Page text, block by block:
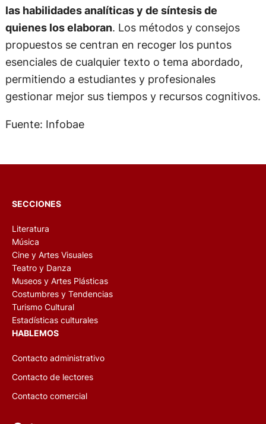
las habilidades analíticas y de síntesis de
quienes los elaboran. Los métodos y consejos
propuestos se centran en recoger los puntos
esenciales de cualquier texto o tema abordado,
permitiendo a estudiantes y profesionales
gestionar mejor sus tiempos y recursos cognitivos.
Fuente: Infobae
SECCIONES
Literatura
Música
Cine y Artes Visuales
Teatro y Danza
Museos y Artes Plásticas
Costumbres y Tendencias
Turismo Cultural
Estadísticas culturales
HABLEMOS
Contacto administrativo
Contacto de lectores
Contacto comercial